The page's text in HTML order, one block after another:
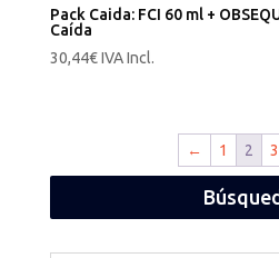
Pack Caida: FCI 60 ml +
Caída
30,44€ IVA Incl.
← 1 2 3